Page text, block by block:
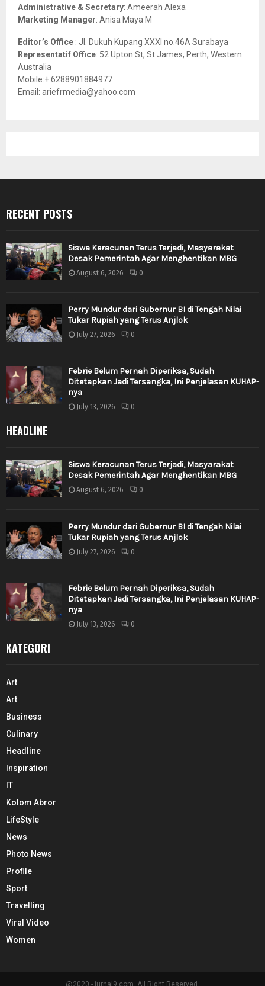
Administrative & Secretary: Ameerah Alexa
Marketing Manager: Anisa Maya M
Editor’s Office : Jl. Dukuh Kupang XXXI no.46A Surabaya
Representatif Office: 52 Upton St, St James, Perth, Western
Australia
Mobile:+ 6288901884977
Email: ariefrmedia@yahoo.com
RECENT POSTS
Siswa Keracunan Terus Terjadi, Masyarakat
Desak Pemerintah Agar Menghentikan MBG
August 6, 2026 0
Perry Mundur dari Gubernur BI di Tengah Nilai
Tukar Rupiah yang Terus Anjlok
July 27, 2026 0
Febrie Belum Pernah Diperiksa, Sudah
Ditetapkan Jadi Tersangka, Ini Penjelasan KUHAP-
nya
July 13, 2026 0
HEADLINE
Siswa Keracunan Terus Terjadi, Masyarakat
Desak Pemerintah Agar Menghentikan MBG
August 6, 2026 0
Perry Mundur dari Gubernur BI di Tengah Nilai
Tukar Rupiah yang Terus Anjlok
July 27, 2026 0
Febrie Belum Pernah Diperiksa, Sudah
Ditetapkan Jadi Tersangka, Ini Penjelasan KUHAP-
nya
July 13, 2026 0
KATEGORI
Art
Art
Business
Culinary
Headline
Inspiration
IT
Kolom Abror
LifeStyle
News
Photo News
Profile
Sport
Travelling
Viral Video
Women
@2020 - jurnal9.com. All Right Reserved.